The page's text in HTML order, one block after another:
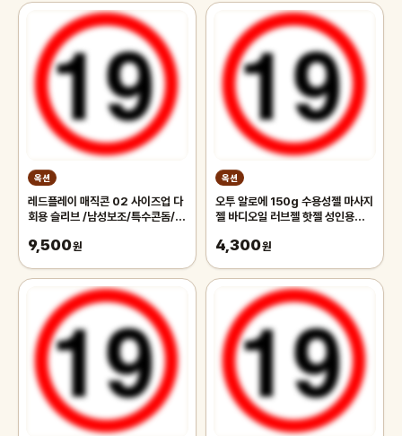
옥션
레드플레이 매직콘 02 사이즈업 다
회용 슬리브 /남성보조/특수콘돔/발
2p
9,500원
옥션
오투 알로에 150g 수용성젤 마사지
젤 바디오일 러브젤 핫젤 성인용품
4,300원